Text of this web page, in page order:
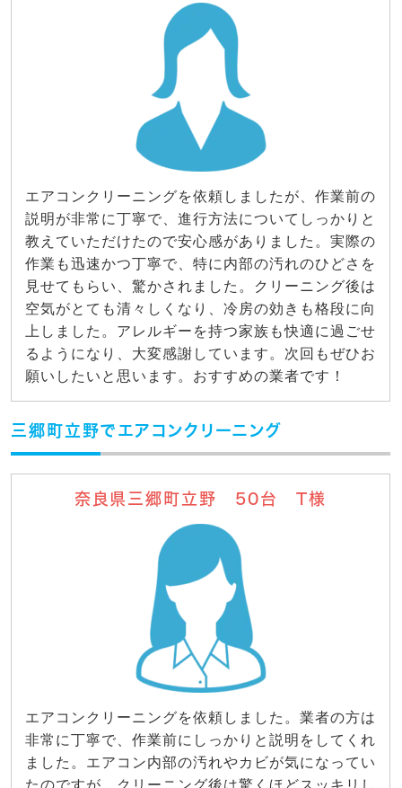
エアコンクリーニングを依頼しましたが、作業前の
説明が非常に丁寧で、進行方法についてしっかりと
教えていただけたので安心感がありました。実際の
作業も迅速かつ丁寧で、特に内部の汚れのひどさを
見せてもらい、驚かされました。クリーニング後は
空気がとても清々しくなり、冷房の効きも格段に向
上しました。アレルギーを持つ家族も快適に過ごせ
るようになり、大変感謝しています。次回もぜひお
願いしたいと思います。おすすめの業者です！
三郷町立野でエアコンクリーニング
奈良県三郷町立野 50台 T様
エアコンクリーニングを依頼しました。業者の方は
非常に丁寧で、作業前にしっかりと説明をしてくれ
ました。エアコン内部の汚れやカビが気になってい
たのですが、クリーニング後は驚くほどスッキリし